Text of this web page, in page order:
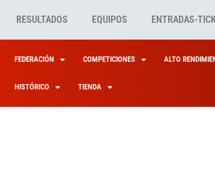
RESULTADOS EQUIPOS ENTRADAS-
FEDERACIÓN COMPETICIONES ALTO
HISTÓRICO TIENDA